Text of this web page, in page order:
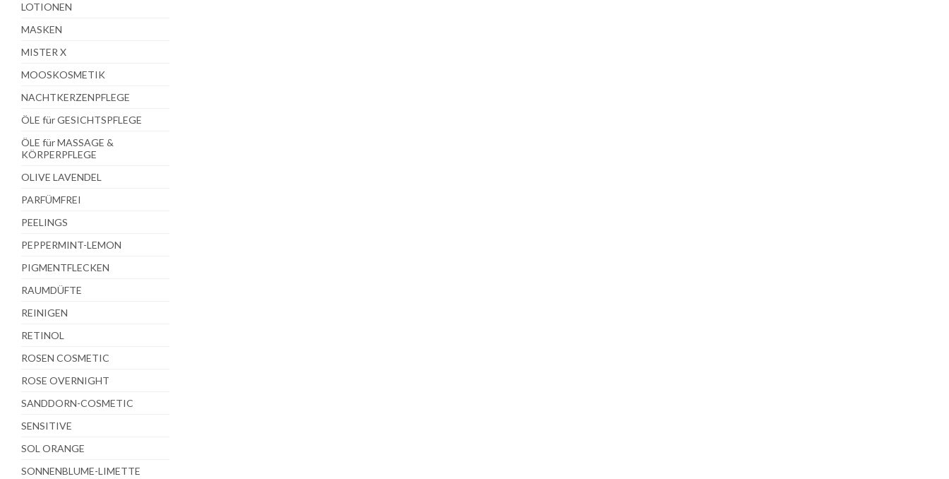
LOTIONEN
MASKEN
MISTER X
MOOSKOSMETIK
NACHTKERZENPFLEGE
ÖLE für GESICHTSPFLEGE
ÖLE für MASSAGE &
KÖRPERPFLEGE
OLIVE LAVENDEL
PARFÜMFREI
PEELINGS
PEPPERMINT-LEMON
PIGMENTFLECKEN
RAUMDÜFTE
REINIGEN
RETINOL
ROSEN COSMETIC
ROSE OVERNIGHT
SANDDORN-COSMETIC
SENSITIVE
SOL ORANGE
SONNENBLUME-LIMETTE